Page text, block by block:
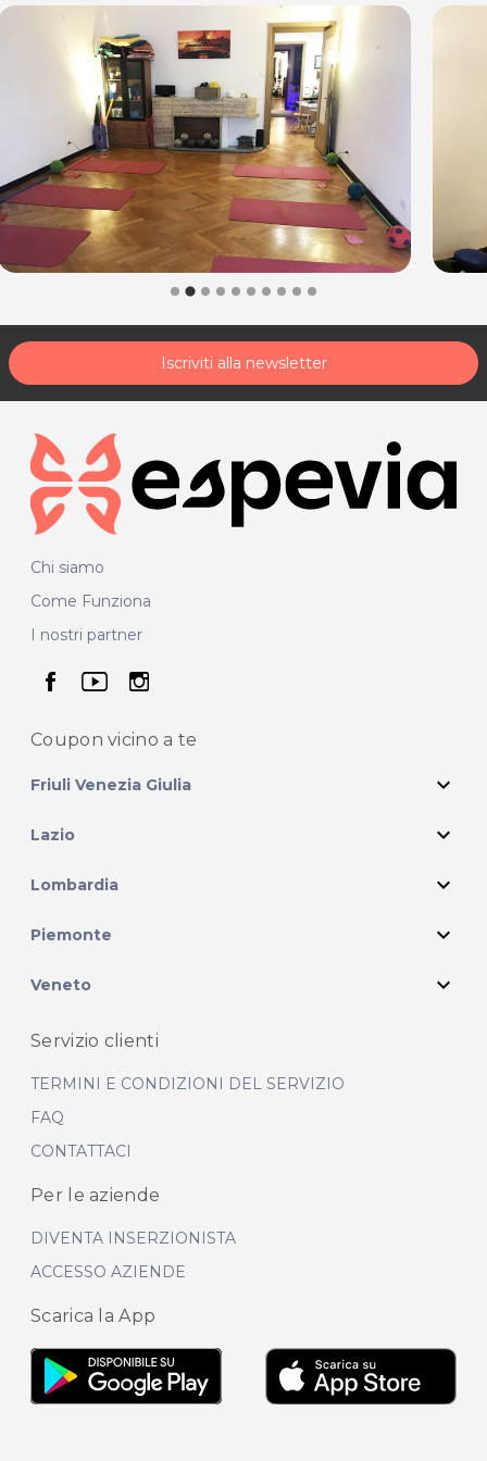
acquisto scrivi a
posta@espevia.it.
Iscriviti alla newsletter
Chi siamo
Come Funziona
I nostri partner
seguici su facebook
seguici su youtube
seguici su instagram
Coupon vicino a te
Friuli Venezia Giulia expand_more
Lazio expand_more
Lombardia expand_more
Piemonte expand_more
Veneto expand_more
Servizio clienti
TERMINI E CONDIZIONI DEL SERVIZIO
FAQ
CONTATTACI
Per le aziende
DIVENTA INSERZIONISTA
ACCESSO AZIENDE
Scarica la App